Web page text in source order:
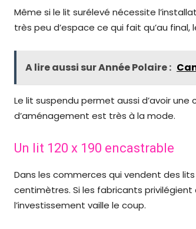
Même si le lit surélevé nécessite
très peu d’espace ce qui fait qu’au
A lire aussi sur Année Polaire :
Le lit suspendu permet aussi d’avoir
d’aménagement est très à la mode.
Un lit 120 x 190 encastrable
Dans les commerces qui vendent des
centimètres. Si les fabricants
l’investissement vaille le coup.